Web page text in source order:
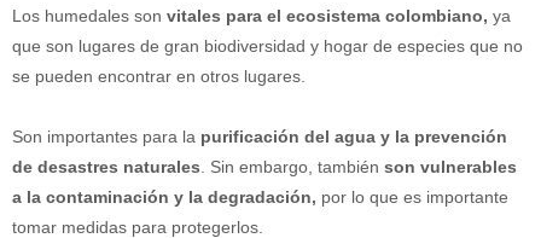
Los humedales son vitales para el ecosistema colombiano, ya
que son lugares de gran biodiversidad y hogar de especies que no
se pueden encontrar en otros lugares.
Son importantes para la purificación del agua y la prevención
de desastres naturales . Sin embargo, también son vulnerables
a la contaminación y la degradación, por lo que es importante
tomar medidas para protegerlos.